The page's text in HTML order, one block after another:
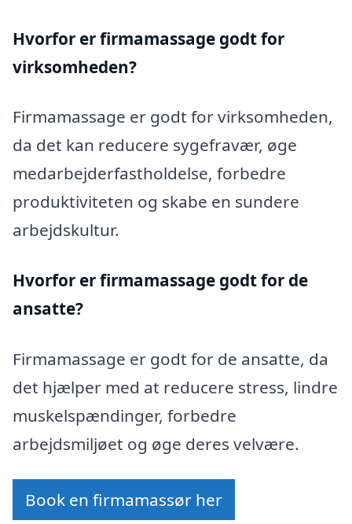
Hvorfor er firmamassage godt for
virksomheden?
Firmamassage er godt for virksomheden,
da det kan reducere sygefravær, øge
medarbejderfastholdelse, forbedre
produktiviteten og skabe en sundere
arbejdskultur.
Hvorfor er firmamassage godt for de
ansatte?
Firmamassage er godt for de ansatte, da
det hjælper med at reducere stress, lindre
muskelspændinger, forbedre
arbejdsmiljøet og øge deres velvære.
Book en firmamassør her